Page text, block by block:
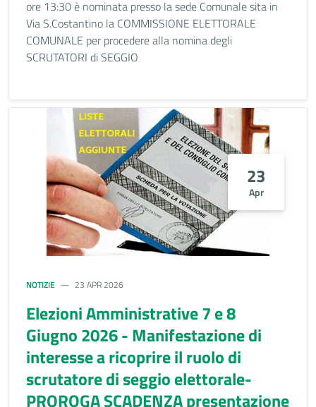
ore 13:30 è nominata presso la sede Comunale sita in
Via S.Costantino la COMMISSIONE ELETTORALE
COMUNALE per procedere alla nomina degli
SCRUTATORI di SEGGIO
23
Apr
NOTIZIE 23 APR 2026
Elezioni Amministrative 7 e 8
Giugno 2026 - Manifestazione di
interesse a ricoprire il ruolo di
scrutatore di seggio elettorale-
PROROGA SCADENZA presentazione